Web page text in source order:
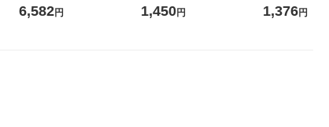
ーの香り 柔軟剤 詰め替え 超
6,582円
1箱（20本入）ラベルレス
1,450円
紙配合 スコッ
1,376円